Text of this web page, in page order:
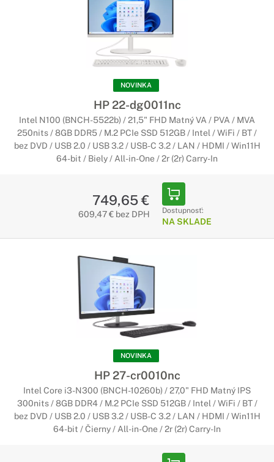
NOVINKA
HP 22-dg0011nc
Intel N100 (BNCH-5522b) / 21,5" FHD Matný VA / PVA / MVA
250nits / 8GB DDR5 / M.2 PCIe SSD 512GB / Intel / WiFi / BT /
bez DVD / USB 2.0 / USB 3.2 / USB-C 3.2 / LAN / HDMI / Win11H
64-bit / Biely / All-in-One / 2r (2r) Carry-In
749,65 €
609,47 € bez DPH Dostupnosť:
NA SKLADE
NOVINKA
HP 27-cr0010nc
Intel Core i3-N300 (BNCH-10260b) / 27,0" FHD Matný IPS
300nits / 8GB DDR4 / M.2 PCIe SSD 512GB / Intel / WiFi / BT /
bez DVD / USB 2.0 / USB 3.2 / USB-C 3.2 / LAN / HDMI / Win11H
64-bit / Čierny / All-in-One / 2r (2r) Carry-In